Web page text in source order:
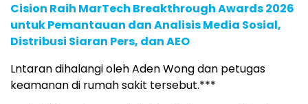
Cision Raih MarTech Breakthrough Awards 2026
untuk Pemantauan dan Analisis Media Sosial,
Distribusi Siaran Pers, dan AEO
Lntaran dihalangi oleh Aden Wong dan petugas
keamanan di rumah sakit tersebut.***